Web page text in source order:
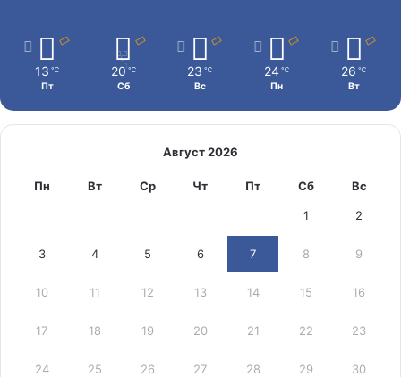
13 ℃
Пт
20 ℃
Сб
23 ℃
Вс
24 ℃
Пн
26 ℃
Вт
Август 2026
Пн Вт Ср Чт Пт Сб Вс
1 2
3 4 5 6 7 8 9
10 11 12 13 14 15 16
17 18 19 20 21 22 23
24 25 26 27 28 29 30